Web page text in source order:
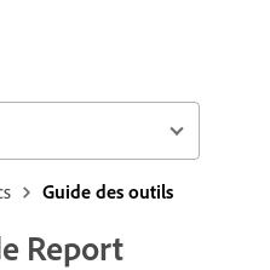
Guide des outils
Report